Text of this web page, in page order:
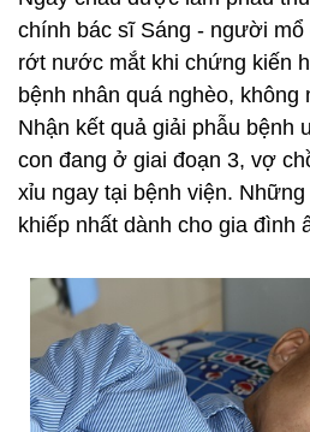
chính bác sĩ Sáng - người mổ
rớt nước mắt khi chứng kiến
bệnh nhân quá nghèo, không
Nhận kết quả giải phẫu bệnh
con đang ở giai đoạn 3, vợ
xỉu ngay tại bệnh viện.
khiếp nhất dành cho gia đình